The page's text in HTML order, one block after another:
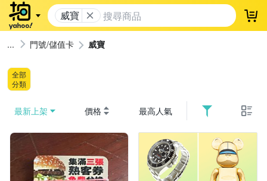
威寶 登
門號/儲值卡 威寶
全部
分類
最新上架 價格 最高人氣